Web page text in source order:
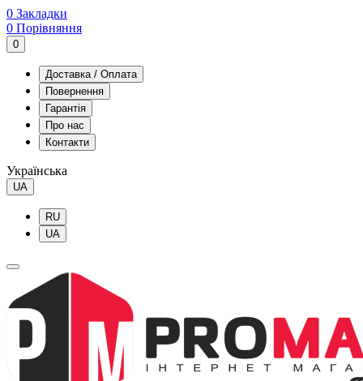
0 Закладки
0 Порівняння
0
Доставка / Оплата
Повернення
Гарантія
Про нас
Контакти
Українська
UA
RU
UA